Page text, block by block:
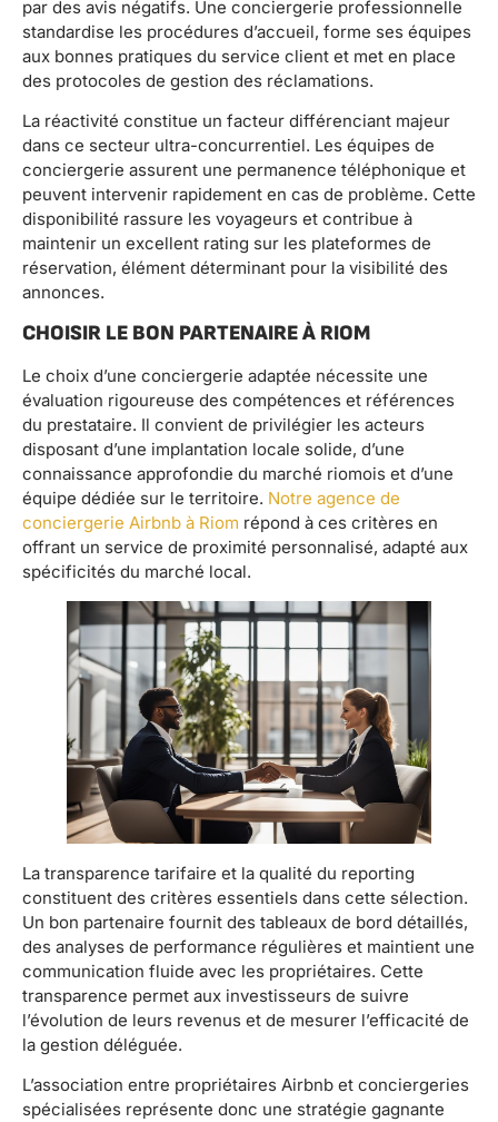
par des avis négatifs. Une conciergerie professionnelle
standardise les procédures d’accueil, forme ses équipes
aux bonnes pratiques du service client et met en place
des protocoles de gestion des réclamations.
La réactivité constitue un facteur différenciant majeur
dans ce secteur ultra-concurrentiel. Les équipes de
conciergerie assurent une permanence téléphonique et
peuvent intervenir rapidement en cas de problème. Cette
disponibilité rassure les voyageurs et contribue à
maintenir un excellent rating sur les plateformes de
réservation, élément déterminant pour la visibilité des
annonces.
CHOISIR LE BON PARTENAIRE À RIOM
Le choix d’une conciergerie adaptée nécessite une
évaluation rigoureuse des compétences et références
du prestataire. Il convient de privilégier les acteurs
disposant d’une implantation locale solide, d’une
connaissance approfondie du marché riomois et d’une
équipe dédiée sur le territoire. Notre agence de
conciergerie Airbnb à Riom répond à ces critères en
offrant un service de proximité personnalisé, adapté aux
spécificités du marché local.
La transparence tarifaire et la qualité du reporting
constituent des critères essentiels dans cette sélection.
Un bon partenaire fournit des tableaux de bord détaillés,
des analyses de performance régulières et maintient une
communication fluide avec les propriétaires. Cette
transparence permet aux investisseurs de suivre
l’évolution de leurs revenus et de mesurer l’efficacité de
la gestion déléguée.
L’association entre propriétaires Airbnb et conciergeries
spécialisées représente donc une stratégie gagnante